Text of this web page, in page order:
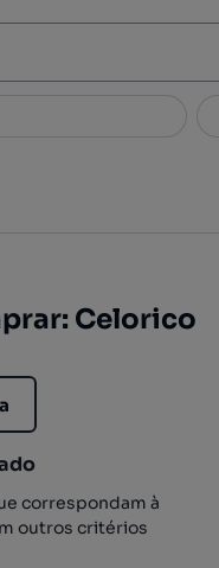
Celorico
correspondam à
outros critérios